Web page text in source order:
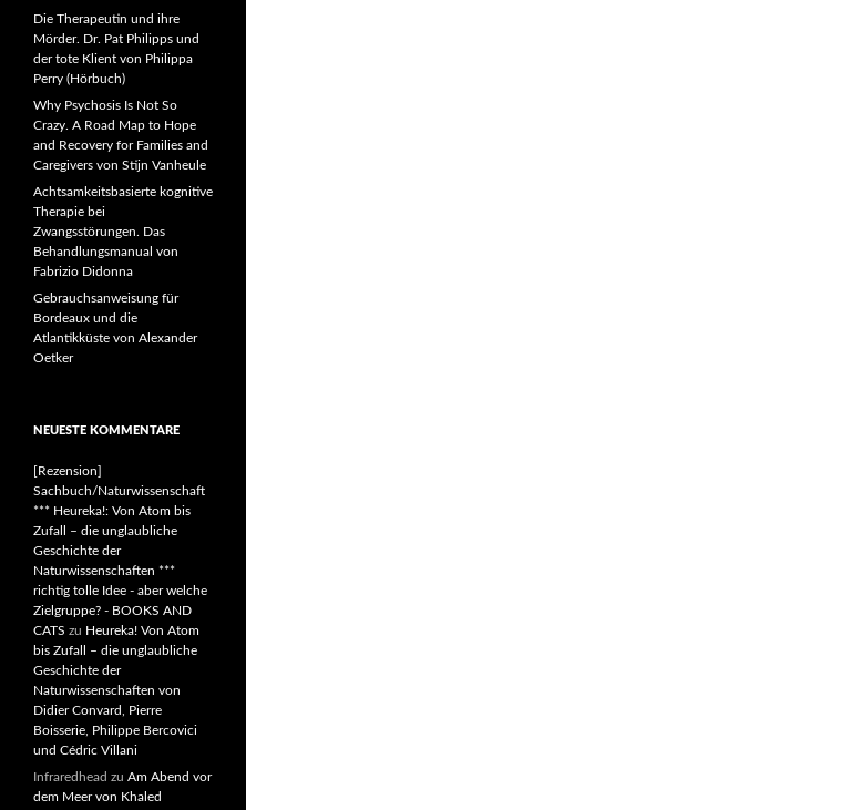
Die Therapeutin und ihre
Mörder. Dr. Pat Philipps und
der tote Klient von Philippa
Perry (Hörbuch)
Why Psychosis Is Not So
Crazy. A Road Map to Hope
and Recovery for Families and
Caregivers von Stijn Vanheule
Achtsamkeitsbasierte kognitive
Therapie bei
Zwangsstörungen. Das
Behandlungsmanual von
Fabrizio Didonna
Gebrauchsanweisung für
Bordeaux und die
Atlantikküste von Alexander
Oetker
NEUESTE KOMMENTARE
[Rezension]
Sachbuch/Naturwissenschaft
*** Heureka!: Von Atom bis
Zufall – die unglaubliche
Geschichte der
Naturwissenschaften ***
richtig tolle Idee - aber welche
Zielgruppe? - BOOKS AND
CATS zu Heureka! Von Atom
bis Zufall – die unglaubliche
Geschichte der
Naturwissenschaften von
Didier Convard, Pierre
Boisserie, Philippe Bercovici
und Cédric Villani
Infraredhead zu Am Abend vor
dem Meer von Khaled